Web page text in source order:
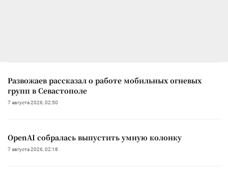
Развожаев рассказал о работе мобильных огневых
групп в Севастополе
7 августа 2026, 02:50
OpenAI собралась выпустить умную колонку
7 августа 2026, 02:18